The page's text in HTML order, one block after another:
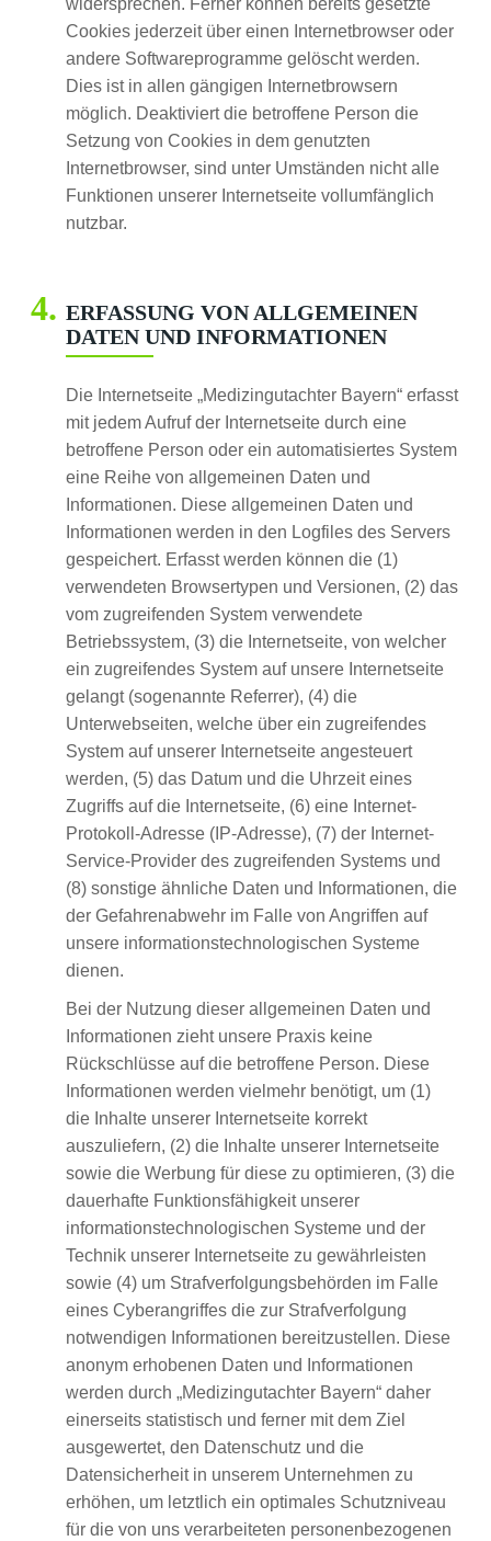
widersprechen. Ferner können bereits gesetzte
Cookies jederzeit über einen Internetbrowser oder
andere Softwareprogramme gelöscht werden.
Dies ist in allen gängigen Internetbrowsern
möglich. Deaktiviert die betroffene Person die
Setzung von Cookies in dem genutzten
Internetbrowser, sind unter Umständen nicht alle
Funktionen unserer Internetseite vollumfänglich
nutzbar.
ERFASSUNG VON ALLGEMEINEN
DATEN UND INFORMATIONEN
Die Internetseite „Medizingutachter Bayern“ erfasst
mit jedem Aufruf der Internetseite durch eine
betroffene Person oder ein automatisiertes System
eine Reihe von allgemeinen Daten und
Informationen. Diese allgemeinen Daten und
Informationen werden in den Logfiles des Servers
gespeichert. Erfasst werden können die (1)
verwendeten Browsertypen und Versionen, (2) das
vom zugreifenden System verwendete
Betriebssystem, (3) die Internetseite, von welcher
ein zugreifendes System auf unsere Internetseite
gelangt (sogenannte Referrer), (4) die
Unterwebseiten, welche über ein zugreifendes
System auf unserer Internetseite angesteuert
werden, (5) das Datum und die Uhrzeit eines
Zugriffs auf die Internetseite, (6) eine Internet-
Protokoll-Adresse (IP-Adresse), (7) der Internet-
Service-Provider des zugreifenden Systems und
(8) sonstige ähnliche Daten und Informationen, die
der Gefahrenabwehr im Falle von Angriffen auf
unsere informationstechnologischen Systeme
dienen.
Bei der Nutzung dieser allgemeinen Daten und
Informationen zieht unsere Praxis keine
Rückschlüsse auf die betroffene Person. Diese
Informationen werden vielmehr benötigt, um (1)
die Inhalte unserer Internetseite korrekt
auszuliefern, (2) die Inhalte unserer Internetseite
sowie die Werbung für diese zu optimieren, (3) die
dauerhafte Funktionsfähigkeit unserer
informationstechnologischen Systeme und der
Technik unserer Internetseite zu gewährleisten
sowie (4) um Strafverfolgungsbehörden im Falle
eines Cyberangriffes die zur Strafverfolgung
notwendigen Informationen bereitzustellen. Diese
anonym erhobenen Daten und Informationen
werden durch „Medizingutachter Bayern“ daher
einerseits statistisch und ferner mit dem Ziel
ausgewertet, den Datenschutz und die
Datensicherheit in unserem Unternehmen zu
erhöhen, um letztlich ein optimales Schutzniveau
für die von uns verarbeiteten personenbezogenen